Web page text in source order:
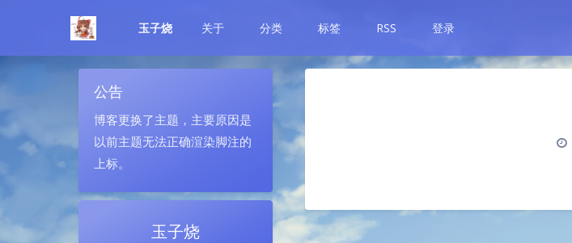
玉子烧 关于 分类 标签 RSS 登录
公告
博客更换了主题，主要原因是
以前主题无法正确渲染脚注的
上标。
玉子烧